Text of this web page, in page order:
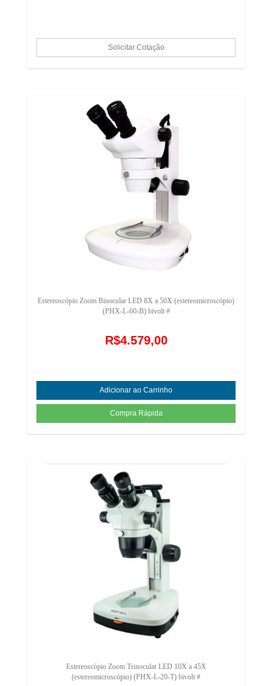
Estereoscópio Zoom Binocular LED 8X a 50X (estereomicroscópio)
(PHX-L-60-B) bivolt #
R$4.579,00
Estereoscópio Zoom Trinocular LED 10X a 45X
(estereomicroscópio) (PHX-L-20-T) bivolt #